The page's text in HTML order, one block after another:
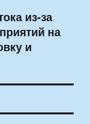
из-за
на
и